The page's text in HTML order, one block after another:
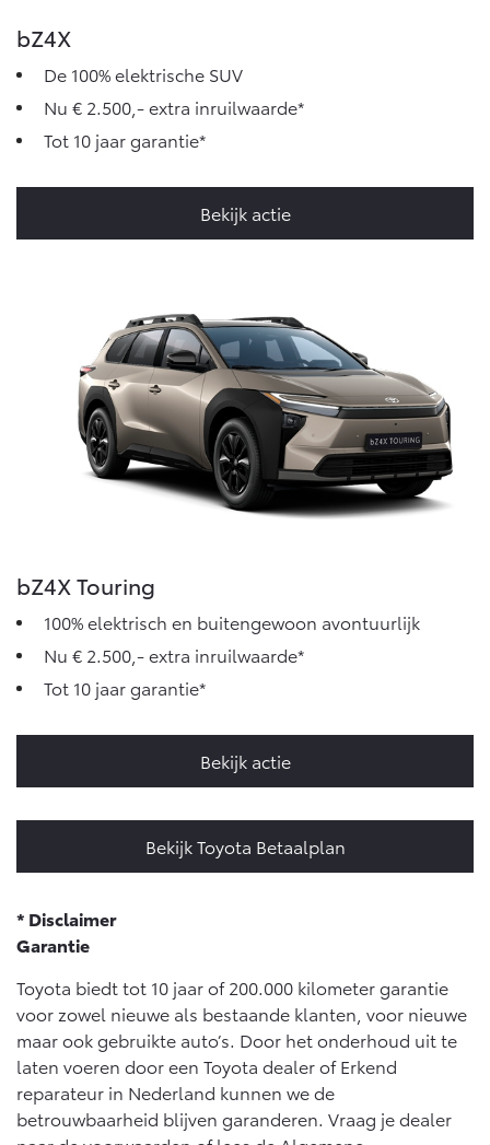
bZ4X
De 100% elektrische SUV
Nu € 2.500,- extra inruilwaarde*
Tot 10 jaar garantie*
Bekijk actie
bZ4X Touring
100% elektrisch en buitengewoon avontuurlijk
Nu € 2.500,- extra inruilwaarde*
Tot 10 jaar garantie*
Bekijk actie
Bekijk Toyota Betaalplan
* Disclaimer
Garantie
Toyota biedt tot 10 jaar of 200.000 kilometer garantie
voor zowel nieuwe als bestaande klanten, voor nieuwe
maar ook gebruikte auto’s. Door het onderhoud uit te
laten voeren door een Toyota dealer of Erkend
reparateur in Nederland kunnen we de
betrouwbaarheid blijven garanderen. Vraag je dealer